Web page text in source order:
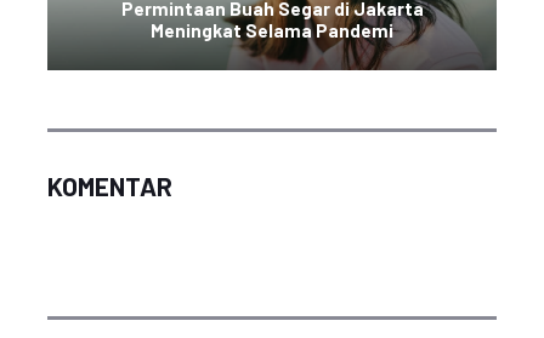
Permintaan Buah Segar di Jakarta
Meningkat Selama Pandemi
KOMENTAR